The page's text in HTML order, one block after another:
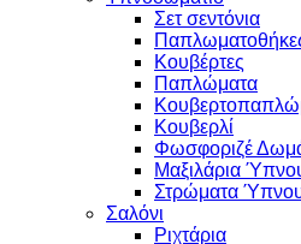
Σετ σεντόνια
Κουβέρτες
Παπλώματα
Κουβερλί
Φωσφοριζέ
Μαξιλάρια
Στρώματα
Σαλόνι
Ριχτάρια